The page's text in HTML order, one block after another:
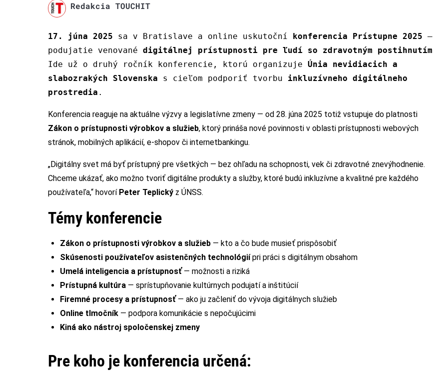
Redakcia TOUCHIT
17. júna 2025 sa v Bratislave a online uskutoční konferencia Prístupne 2025 —
podujatie venované digitálnej prístupnosti pre ľudí so zdravotným postihnutím
Ide už o druhý ročník konferencie, ktorú organizuje Únia nevidiacich a
slabozrakých Slovenska s cieľom podporiť tvorbu inkluzívneho digitálneho
prostredia .
Konferencia reaguje na aktuálne výzvy a legislatívne zmeny — od 28. júna 2025 totiž vstupuje do platnosti
Zákon o prístupnosti výrobkov a služieb, ktorý prináša nové povinnosti v oblasti prístupnosti webových
stránok, mobilných aplikácií, e‑shopov či internetbankingu.
„Digitálny svet má byť prístupný pre všetkých — bez ohľadu na schopnosti, vek či zdravotné znevýhodnenie.
Chceme ukázať, ako možno tvoriť digitálne produkty a služby, ktoré budú inkluzívne a kvalitné pre každého
používateľa,“ hovorí Peter Teplický z ÚNSS.
Témy konferencie
Zákon o prístupnosti výrobkov a služieb — kto a čo bude musieť prispôsobiť
Skúsenosti používateľov asistenčných technológiípri práci s digitálnym obsahom
Umelá inteligencia a prístupnosť— možnosti a riziká
Prístupná kultúra — sprístupňovanie kultúrnych podujatí a inštitúcií
Firemné procesy a prístupnosť— ako ju začleniť do vývoja digitálnych služieb
Online tlmočník — podpora komunikácie s nepočujúcimi
Kiná ako nástroj spoločenskej zmeny
Pre koho je konferencia určená: